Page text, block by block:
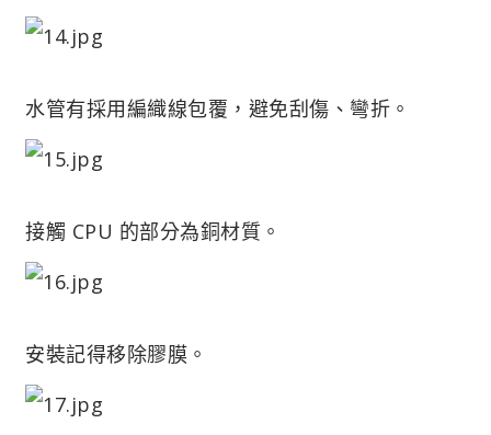
水管有採用編織線包覆，避免刮傷、彎折。
接觸 CPU 的部分為銅材質。
安裝記得移除膠膜。